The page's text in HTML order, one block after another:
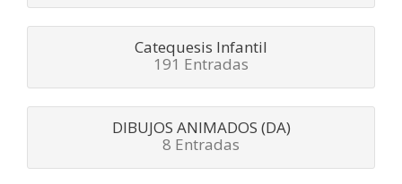
Catequesis Infantil
191 Entradas
DIBUJOS ANIMADOS (DA)
8 Entradas